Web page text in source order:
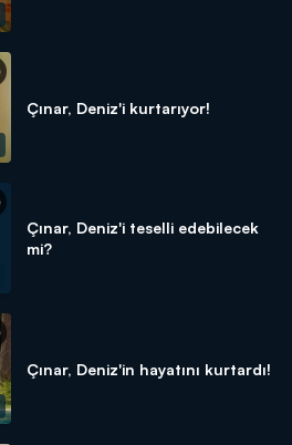
Çınar, Deniz'i kurtarıyor!
Çınar, Deniz'i teselli edebilecek
mi?
Çınar, Deniz'in hayatını kurtardı!